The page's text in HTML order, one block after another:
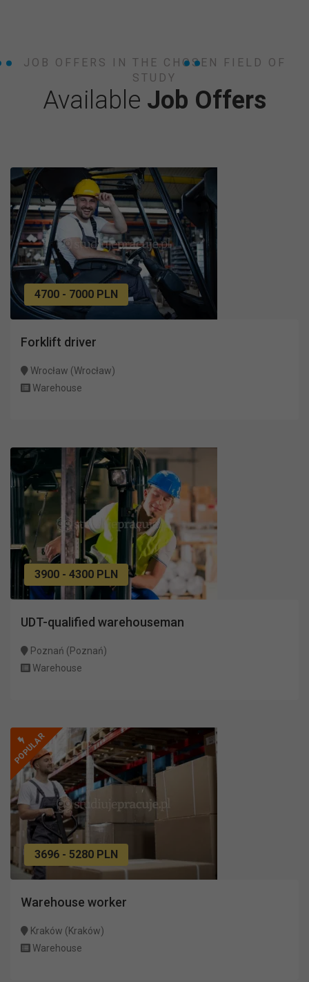
JOB OFFERS IN THE CHOSEN FIELD OF
STUDY
Available Job Offers
4700 - 7000 PLN
Forklift driver
Wrocław (Wrocław)
Warehouse
3900 - 4300 PLN
UDT-qualified warehouseman
Poznań (Poznań)
Warehouse
POPULAR
3696 - 5280 PLN
Warehouse worker
Kraków (Kraków)
Warehouse